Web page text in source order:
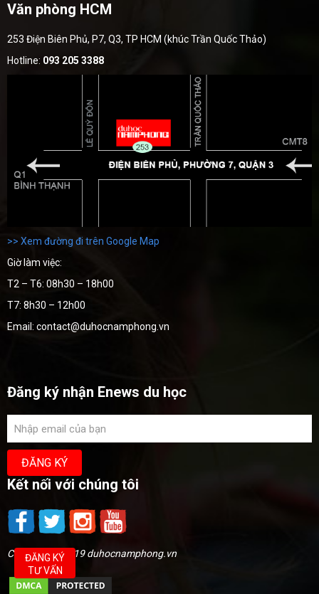
Văn phòng HCM
253 Điện Biên Phủ, P7, Q3, TP HCM (khúc Trần Quốc Thảo)
Hotline: 093 205 3388
>> Xem đường đi trên Google Map
Giờ làm việc:
T2 – T6: 08h30 – 18h00
T7: 8h30 – 12h00
Email: contact@duhocnamphong.vn
Đăng ký nhận Enews du học
Kết nối với chúng tôi
Copyright @2019 duhocnamphong.vn
ĐĂNG KÝ
TƯ VẤN